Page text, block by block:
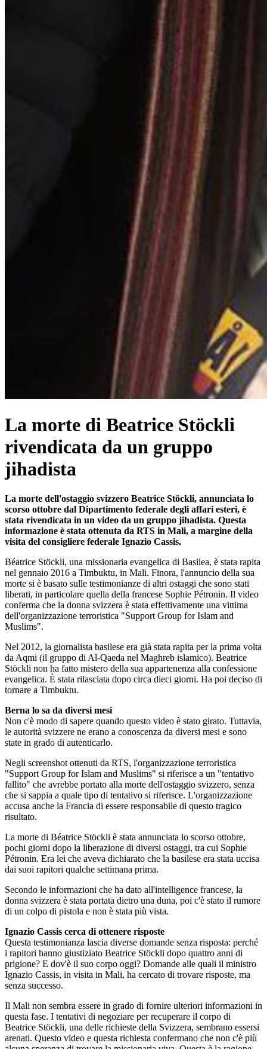
La morte di Beatrice Stöckli
rivendicata da un gruppo
jihadista
La morte dell'ostaggio svizzero Beatrice Stöckli, annunciata lo
scorso ottobre dal Dipartimento federale degli affari esteri, è
stata rivendicata in un video da un gruppo jihadista. Questa
informazione è stata ottenuta da RTS in Mali, a margine della
visita del consigliere federale Ignazio Cassis.
Béatrice Stöckli, una missionaria evangelica di Basilea, è stata rapita
nel gennaio 2016 a Timbuktu, in Mali. Finora, l'annuncio della sua
morte si è basato sulle testimonianze di altri ostaggi che sono stati
liberati, in particolare quella della francese Sophie Pétronin. Il video
conferma che la donna svizzera è stata effettivamente una vittima
dell'organizzazione terroristica "Support Group for Islam and
Muslims".
Nel 2012, la giornalista basilese era già stata rapita per la prima volta
da Aqmi (il gruppo di Al-Qaeda nel Maghreb islamico). Beatrice
Stöckli non ha fatto mistero della sua appartenenza alla confessione
evangelica. È stata rilasciata dopo circa dieci giorni. Ha poi deciso di
tornare a Timbuktu.
Berna lo sa da diversi mesi
Non c'è modo di sapere quando questo video è stato girato. Tuttavia,
le autorità svizzere ne erano a conoscenza da diversi mesi e sono
state in grado di autenticarlo.
Negli screenshot ottenuti da RTS, l'organizzazione terroristica
"Support Group for Islam and Muslims" si riferisce a un "tentativo
fallito" che avrebbe portato alla morte dell'ostaggio svizzero, senza
che si sappia a quale tipo di tentativo si riferisce. L'organizzazione
accusa anche la Francia di essere responsabile di questo tragico
risultato.
La morte di Béatrice Stöckli è stata annunciata lo scorso ottobre,
pochi giorni dopo la liberazione di diversi ostaggi, tra cui Sophie
Pétronin. Era lei che aveva dichiarato che la basilese era stata uccisa
dai suoi rapitori qualche settimana prima.
Secondo le informazioni che ha dato all'intelligence francese, la
donna svizzera è stata portata dietro una duna, poi c'è stato il rumore
di un colpo di pistola e non è stata più vista.
Ignazio Cassis cerca di ottenere risposte
Questa testimonianza lascia diverse domande senza risposta: perché
i rapitori hanno giustiziato Beatrice Stöckli dopo quattro anni di
prigione? E dov'è il suo corpo oggi? Domande alle quali il ministro
Ignazio Cassis, in visita in Mali, ha cercato di trovare risposte, ma
senza successo.
Il Mali non sembra essere in grado di fornire ulteriori informazioni in
questa fase. I tentativi di negoziare per recuperare il corpo di
Beatrice Stöckli, una delle richieste della Svizzera, sembrano essersi
arenati. Questo video e questa richiesta confermano che non c'è più